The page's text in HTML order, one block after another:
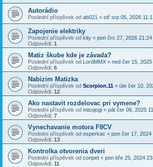
Autorádio
Poslední příspěvek od ab021 « stř srp 05, 2026
Zapojenie elektriky
Poslední příspěvek od kity « pon črc 27, 2026 21:24
Odpovědi: 1
Matiz škube kde je závada?
Poslední příspěvek od LordMMX « ned čer 15, 2025
Odpovědi: 6
Nabizim Matizka
Poslední příspěvek od Scorpion.11 « úte čer 10,
Odpovědi: 12
Ako nastavit rozdelovac pri vymene?
Poslední příspěvek od misojogi « pát čer 06, 2025
Odpovědi: 7
Vynechavanie motora F8CV
Poslední příspěvek od esperkac « pon čer 17, 2024
Odpovědi: 13
Kontrolka otvorenia dveri
Poslední příspěvek od conpet « pon bře 25, 2024
Odpovědi: 11